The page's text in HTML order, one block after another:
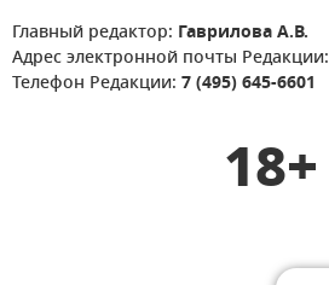
Главный редактор: Гаврилова А.В.
Адрес электронной почты Редакции:
Телефон Редакции: 7 (495) 645-6601
18+